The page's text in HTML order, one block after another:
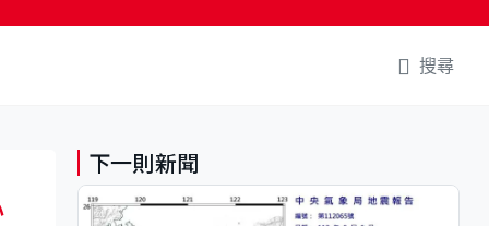
搜尋
下一則新聞